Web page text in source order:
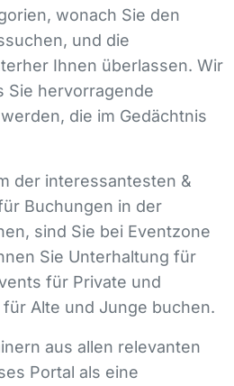
wonach Sie den
und die
Ihnen überlassen. Wir
Sie hervorragende
die im Gedächtnis
der interessantesten &
Buchungen in der
sind Sie bei Eventzone
Sie Unterhaltung für
für Private und
Alte und Junge buchen.
aus allen relevanten
Portal als eine